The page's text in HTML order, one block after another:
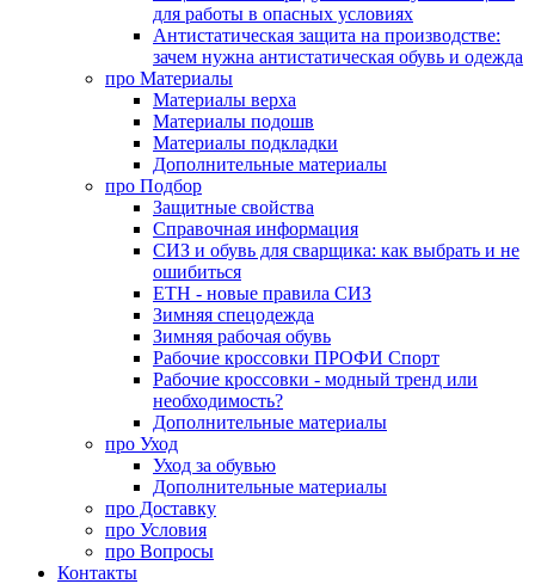
для работы в опасных условиях
Антистатическая защита на производстве:
зачем нужна антистатическая обувь и одежда
про Материалы
Материалы верха
Материалы подошв
Материалы подкладки
Дополнительные материалы
про Подбор
Защитные свойства
Справочная информация
СИЗ и обувь для сварщика: как выбрать и не
ошибиться
ЕТН - новые правила СИЗ
Зимняя спецодежда
Зимняя рабочая обувь
Рабочие кроссовки ПРОФИ Спорт
Рабочие кроссовки - модный тренд или
необходимость?
Дополнительные материалы
про Уход
Уход за обувью
Дополнительные материалы
про Доставку
про Условия
про Вопросы
Контакты